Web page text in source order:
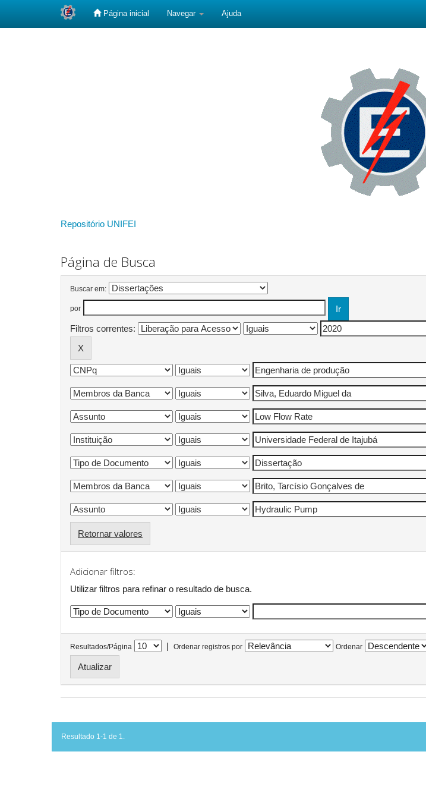
Página inicial Navegar Ajuda
Repositório UNIFEI
Página de Busca
Buscar em:
por
Filtros correntes:
Retornar valores
Adicionar filtros:
Utilizar filtros para refinar o resultado de busca.
Resultados/Página | Ordenar registros por Ordenar
Resultado 1-1 de 1.